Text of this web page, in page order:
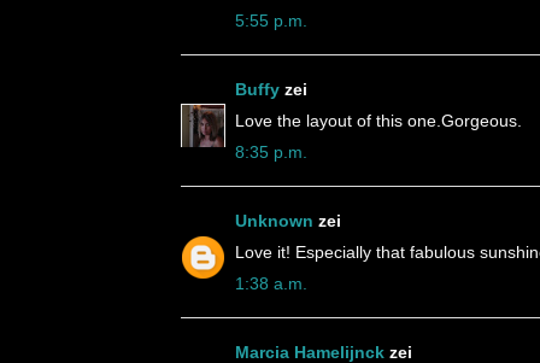
5:55 p.m.
Buffy zei
Love the layout of this one.Gorgeous.
8:35 p.m.
Unknown zei
Love it! Especially that fabulous
1:38 a.m.
Marcia Hamelijnck zei